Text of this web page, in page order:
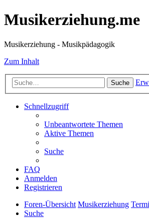
Musikerziehung.me
Musikerziehung - Musikpädagogik
Zum Inhalt
Suche
Schnellzugriff
Unbeantwortete Themen
Aktive Themen
Suche
FAQ
Anmelden
Registrieren
Foren-Übersicht Musikerziehung
Suche